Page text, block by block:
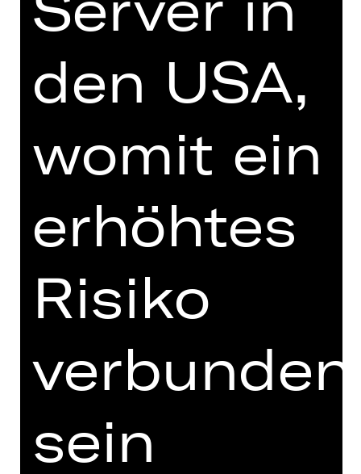
ABONNEMENT-BESTELLUNG
Kammerspiele-Abo Mittwoch: K21
gleich hier bequem online bestellen.
Preisgruppe Erw.
Preisgruppe U27
den USA,
womit ein
erhöhtes
Risiko
verbunden
sein